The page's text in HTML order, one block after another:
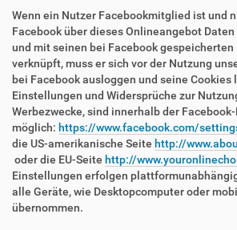
Wenn ein Nutzer Facebookmitglied ist und
Facebook über dieses Onlineangebot
und mit seinen bei Facebook
verknüpft, muss er sich vor der Nutzung
bei Facebook ausloggen und seine Cookies
Einstellungen und Widersprüche zur
Werbezwecke, sind innerhalb der
möglich: https://www.facebook.com/
die US-amerikanische Seite http://
oder die EU-Seite http://
Einstellungen erfolgen
alle Geräte, wie Desktopcomputer oder
übernommen.